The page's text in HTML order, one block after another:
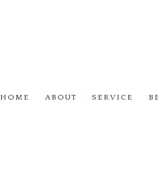
HOME ABOUT SERVICE